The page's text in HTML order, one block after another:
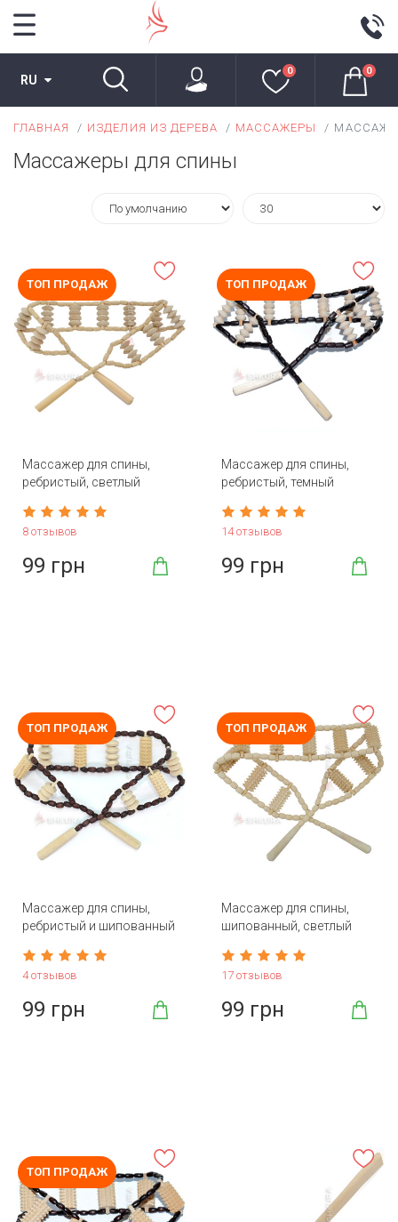
RU
0 0
ГЛАВНАЯ ИЗДЕЛИЯ ИЗ ДЕРЕВА МАССАЖЕРЫ
Массажеры для спины
ТОП ПРОДАЖ
Массажер для спины,
ребристый, светлый
8 отзывов
99 грн
ТОП ПРОДАЖ
Массажер для спины,
ребристый, темный
14 отзывов
99 грн
ТОП ПРОДАЖ
Массажер для спины,
ребристый и шипованный
4 отзывов
99 грн
ТОП ПРОДАЖ
Массажер для спины,
шипованный, светлый
17 отзывов
99 грн
ТОП ПРОДАЖ